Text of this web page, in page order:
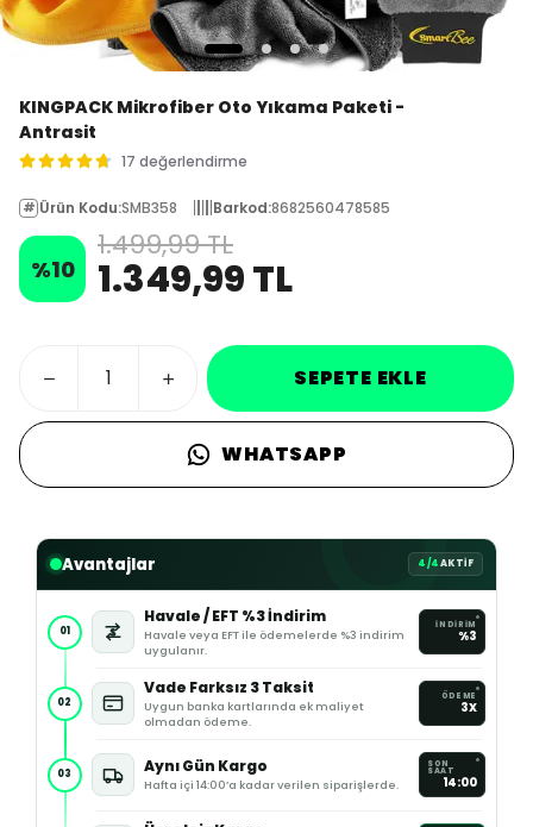
KINGPACK Mikrofiber Oto Yıkama Paketi -
Antrasit
17 değerlendirme
Ürün Kodu:SMB358 Barkod:8682560478585
%10
1.499,99 TL
1.349,99 TL
SEPETE EKLE
WHATSAPP
Avantajlar 4/4AKTİF
01
Havale / EFT %3 İndirim
Havale veya EFT ile ödemelerde %3 indirim
uygulanır.
İNDİRİM
%3
02
Vade Farksız 3 Taksit
Uygun banka kartlarında ek maliyet
olmadan ödeme.
ÖDEME
3X
03 Aynı Gün Kargo
Hafta içi 14:00’a kadar verilen siparişlerde.
SON
SAAT
14:00